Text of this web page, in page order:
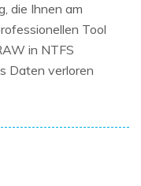
die Ihnen am
Tool
in NTFS
Daten verloren